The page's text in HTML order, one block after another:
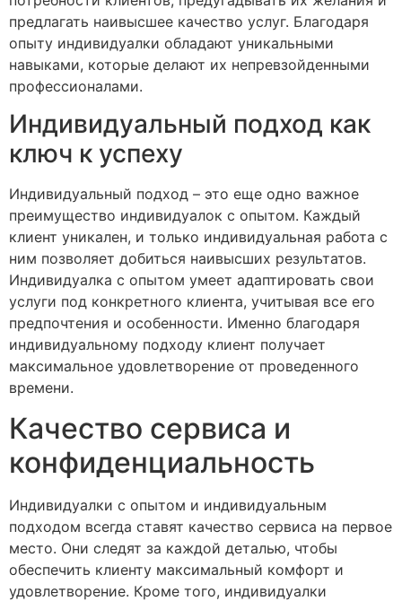
предлагать наивысшее качество услуг. Благодаря
опыту индивидуалки обладают уникальными
навыками, которые делают их непревзойденными
профессионалами.
Индивидуальный подход как
ключ к успеху
Индивидуальный подход – это еще одно важное
преимущество индивидуалок с опытом. Каждый
клиент уникален, и только индивидуальная работа с
ним позволяет добиться наивысших результатов.
Индивидуалка с опытом умеет адаптировать свои
услуги под конкретного клиента, учитывая все его
предпочтения и особенности. Именно благодаря
индивидуальному подходу клиент получает
максимальное удовлетворение от проведенного
времени.
Качество сервиса и
конфиденциальность
Индивидуалки с опытом и индивидуальным
подходом всегда ставят качество сервиса на первое
место. Они следят за каждой деталью, чтобы
обеспечить клиенту максимальный комфорт и
удовлетворение. Кроме того, индивидуалки